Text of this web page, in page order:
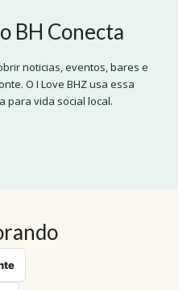
BH Conecta
noticias, eventos, bares e
O I Love BHZ usa essa
para vida social local.